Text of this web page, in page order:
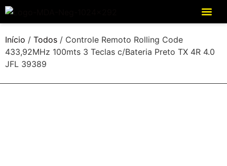
Início / Todos / Controle Remoto Rolling Code
433,92MHz 100mts 3 Teclas c/Bateria Preto TX 4R 4.0
JFL 39389